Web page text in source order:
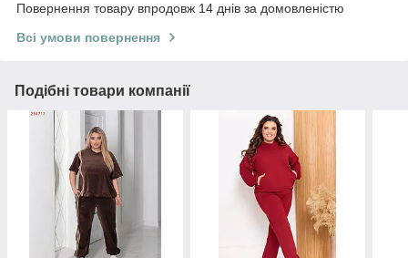
Повернення товару впродовж 14 днів за домовленістю
Всі умови повернення
Подібні товари компанії